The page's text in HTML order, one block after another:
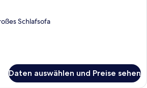
Schlafsofa
Daten auswählen und Preise sehen